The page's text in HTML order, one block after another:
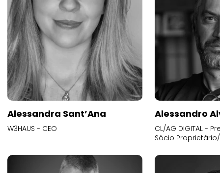
Alessandra Sant’Ana
W3HAUS - CEO
Alessandro
CL/AG DIGITAL -
Sócio